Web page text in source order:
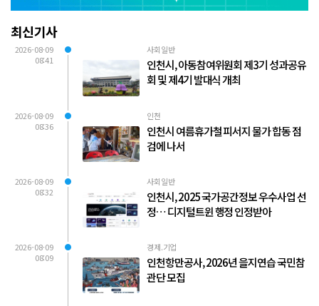
최신기사
2026-08-09
08:41
사회일반
인천시, 아동참여위원회 제3기 성과공유
회 및 제4기 발대식 개최
2026-08-09
08:36
인천
인천시 여름휴가철 피서지 물가 합동 점
검에 나서
2026-08-09
08:32
사회일반
인천시, 2025 국가공간정보 우수사업 선
정… 디지털트윈 행정 인정받아
2026-08-09
08:09
경제.기업
인천항만공사, 2026년 을지연습 국민참
관단 모집